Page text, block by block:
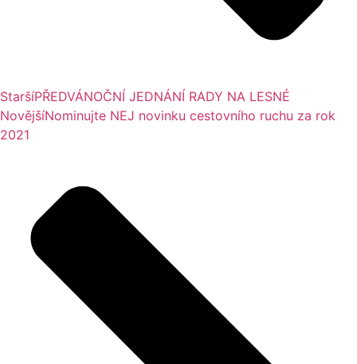
StaršíPŘEDVÁNOČNÍ JEDNÁNÍ RADY NA LESNÉ
NovějšíNominujte NEJ novinku cestovního ruchu za rok
2021